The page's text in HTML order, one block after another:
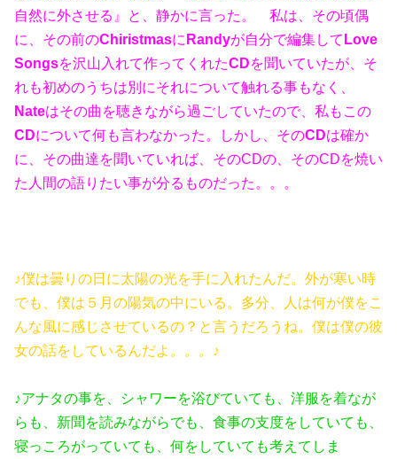
自然に外させる』と、静かに言った。 私は、その頃偶
に、その前のChiristmasに Randyが自分で編集して Love
Songsを沢山入れて作ってくれたCDを聞いていたが、そ
れも初めのうちは別にそれについて触れる事もなく、
Nateはその曲を聴きながら過ごしていたので、私もこの
CDについて何も言わなかった。しかし、そのCDは確か
に、その曲達を聞いていれば、そのCDの、そのCDを焼い
た人間の語りたい事が分るものだった。。。
♪僕は曇りの日に太陽の光を手に入れたんだ。外が寒い時
でも、僕は５月の陽気の中にいる。多分、人は何が僕をこ
んな風に感じさせているの？と言うだろうね。僕は僕の彼
女の話をしているんだよ。。。♪
♪アナタの事を、シャワーを浴びていても、洋服を着なが
らも、新聞を読みながらでも、食事の支度をしていても、
寝っころがっていても、何をしていても考えてしま